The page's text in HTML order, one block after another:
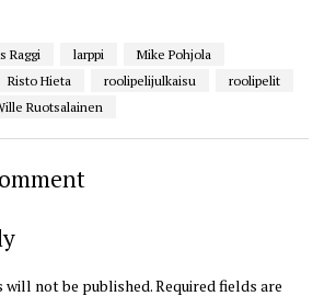
Raggi larppi
Mike Pohjola
Risto Hieta roolipelijulkaisu
roolipelit
Ruotsalainen
will not be published.Required fields are